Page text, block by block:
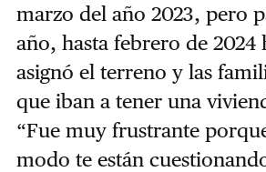
marzo del año 2023, pero
año, hasta febrero de 2024
asignó el terreno y las
que iban a tener una
“Fue muy frustrante
modo te están